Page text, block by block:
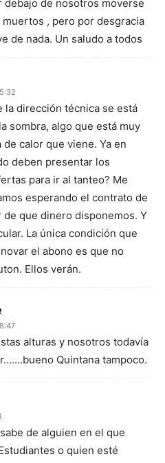
debajo de nosotros moverse
, pero por desgracia
de nada. Un saludo a todos
la dirección técnica se está
sombra, algo que está muy
de calor que viene. Ya en
deben presentar los
para ir al tanteo? Me
esperando el contrato de
de que dinero disponemos. Y
La única condición que
el abono es que no
Ellos verán.
alturas y nosotros todavía
Quintana tampoco.
de alguien en el que
o quien esté